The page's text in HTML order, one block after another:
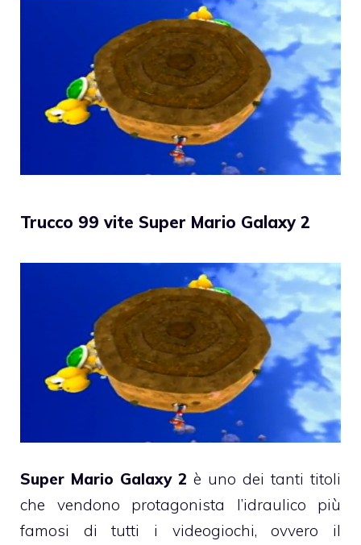
Trucco 99 vite Super Mario Galaxy 2
Super Mario Galaxy 2 è uno dei tanti titoli
che vendono protagonista l’idraulico più
famosi di tutti i videogiochi, ovvero il